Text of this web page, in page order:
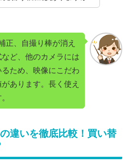
正、自撮り棒が消え
ど、他のカメラには
ため、映像にこだわ
あります。長く使え
違いを徹底比較！買い替